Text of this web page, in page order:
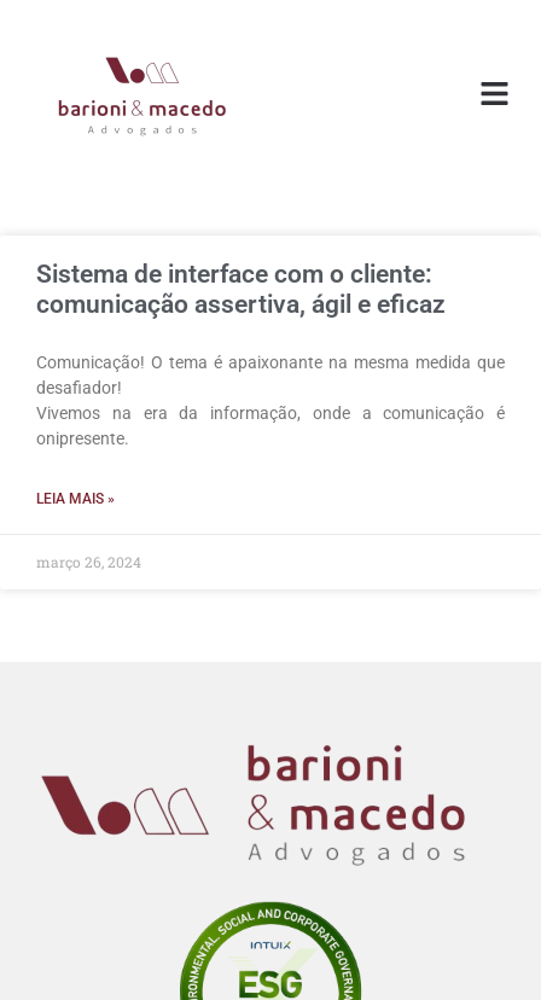
Sistema de interface com o cliente:
comunicação assertiva, ágil e eficaz
Comunicação! O tema é apaixonante na mesma medida que
desafiador!
Vivemos na era da informação, onde a comunicação é
onipresente.
LEIA MAIS »
março 26, 2024